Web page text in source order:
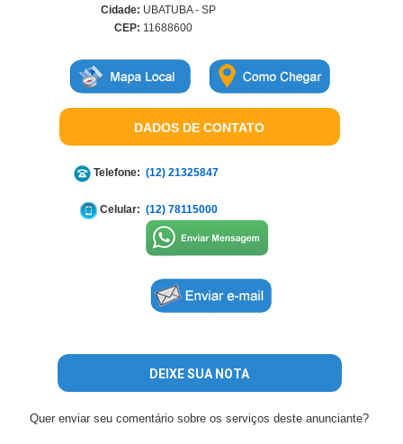
Cidade: UBATUBA - SP
CEP: 11688600
DADOS DE CONTATO
Telefone: (12) 21325847
Celular: (12) 78115000
DEIXE SUA NOTA
Quer enviar seu comentário sobre os serviços deste anunciante?